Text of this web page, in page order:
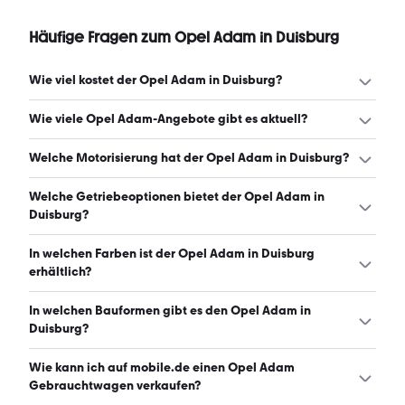
Häufige Fragen zum Opel Adam in Duisburg
Wie viel kostet der Opel Adam in Duisburg?
Ein guter Preis für einen Opel Adam in Duisburg liegt
Wie viele Opel Adam-Angebote gibt es aktuell?
Es gibt insgesamt 78 Opel Adam bei mobile.de, davon 78
Welche Motorisierung hat der Opel Adam in Duisburg?
Der Opel Adam in Duisburg hat Leistungen zwischen 69
und 150 PS. (Stand: 6.8.2026)
Welche Getriebeoptionen bietet der Opel Adam in
Duisburg?
Der Opel Adam in Duisburg ist mit manuellem und
automatischem Getriebe erhältlich. (Stand: 6.8.2026)
In welchen Farben ist der Opel Adam in Duisburg
erhältlich?
Den Opel Adam in Duisburg gibt es in folgenden Farben:
rot, schwarz, blau, weiß, grau, orange, beige, braun, lila
In welchen Bauformen gibt es den Opel Adam in
Duisburg?
Den Opel Adam in Duisburg gibt es in folgenden
Bauformen: Kleinwagen. (Stand: 6.8.2026)
Wie kann ich auf mobile.de einen Opel Adam
Gebrauchtwagen verkaufen?